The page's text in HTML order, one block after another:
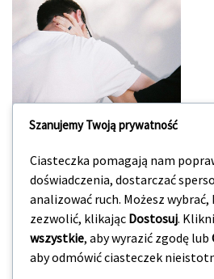
Screenshot
Szanujemy Twoją prywatność
Ciasteczka pomagają nam
doświadczenia, dostarczać
analizować ruch. Możesz
zezwolić, klikając Dostosuj.
wszystkie, aby wyrazić zgodę lub
aby odmówić ciasteczek